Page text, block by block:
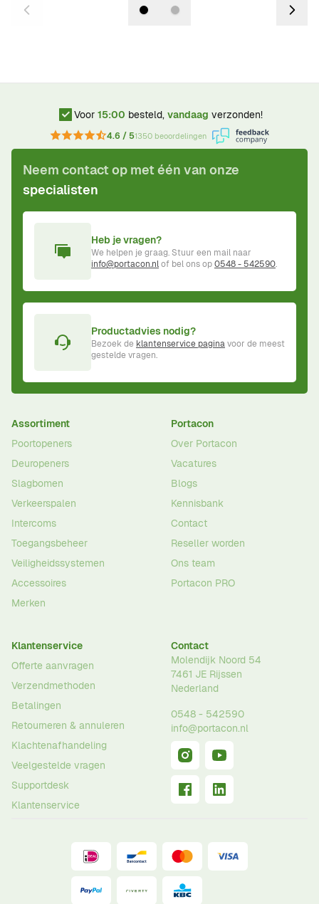
Voor 15:00 besteld, vandaag verzonden!
4.6 / 51350 beoordelingen
Neem contact op met één van onze
specialisten
Heb je vragen?
We helpen je graag. Stuur een mail naar
info@portacon.nlof bel ons op0548 - 542590.
Productadvies nodig?
Bezoek de klantenservice paginavoor de meest
gestelde vragen.
Assortiment
Poortopeners
Deuropeners
Slagbomen
Verkeerspalen
Intercoms
Toegangsbeheer
Veiligheidssystemen
Accessoires
Merken
Portacon
Over Portacon
Vacatures
Blogs
Kennisbank
Contact
Reseller worden
Ons team
Portacon PRO
Klantenservice
Offerte aanvragen
Verzendmethoden
Betalingen
Retourneren & annuleren
Klachtenafhandeling
Veelgestelde vragen
Supportdesk
Klantenservice
Contact
Molendijk Noord 54
7461 JE Rijssen
Nederland
0548 - 542590
info@portacon.nl